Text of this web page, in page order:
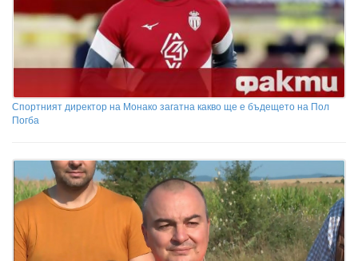
Спортният директор на Монако загатна какво ще е бъдещето на Пол
Погба